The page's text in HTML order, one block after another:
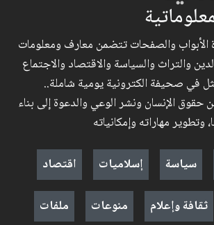
والصفحات تتضمن معارف ومعلومات
والتراث والسياسة والاقتصاد والاجتماع
في صحيفة الكترونية يومية شاملة..
حقوق الإنسان ونشر الوعي والدعوة إلى بناء
وتطوير مهاراته وإمكانياته
سياسة إسلاميات
اقتصاد
ثقافة وإعلام منوعات ملفات